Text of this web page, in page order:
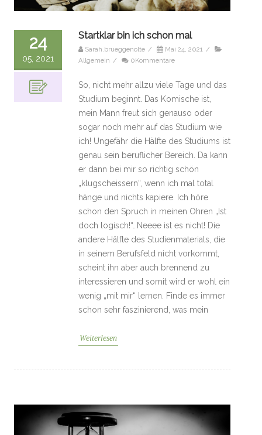
24
05, 2021
Startklar bin ich schon mal
Sarah.brueggenolte / Mai 24, 2021 /
Allgemein / 0Kommentare
So, nicht mehr allzu viele Tage und das
Studium beginnt. Das Komische ist,
mein Mann freut sich genauso oder
sogar noch mehr auf das Studium wie
ich! Ungefähr die Hälfte des Studiums ist
genau sein beruflicher Bereich. Da kann
er dann bei mir so richtig schön
„klugscheissern“, wenn ich mal total
hänge und nichts kapiere. Ich höre
schon den Spruch in meinen Ohren „Ist
doch logisch!“…Neeee ist es nicht! Die
andere Hälfte des Studienmaterials, die
in seinem Berufsfeld nicht vorkommt,
scheint ihn aber auch brennend zu
interessieren und somit wird er wohl ein
wenig „mit mir“ lernen. Finde es immer
schon sehr faszinierend, was mein
Weiterlesen